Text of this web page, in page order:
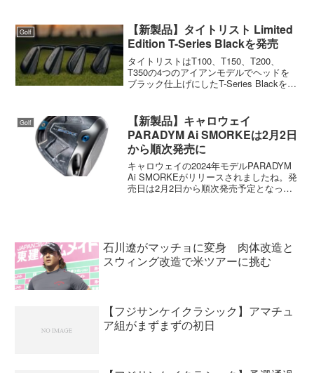
込み107,800円と10万越えになりました。
テーラーメイ...
Golf
【新製品】タイトリスト Limited
Edition T-Series Blackを発売
タイトリストはT100、T150、T200、
T350の4つのアイアンモデルでヘッドを
ブラック仕上げにしたT-Series Blackを発
なったようですね...
Golf
【新製品】キャロウェイ
PARADYM Ai SMORKEは2月2日
から順次発売に
キャロウェイの2024年モデルPARADYM
Ai SMORKEがリリースされましたね。発
売日は2月2日から順次発売予定となって
石川遼がマッチョに変身 肉体改造と
スウィング改造で米ツアーに挑む
【フジサンケイクラシック】アマチュ
ア組がまずまずの初日